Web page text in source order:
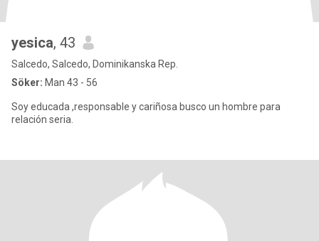
yesica, 43
Salcedo, Salcedo, Dominikanska Rep.
Söker: Man 43 - 56
Soy educada ,responsable y cariñosa busco un hombre para
relación seria.